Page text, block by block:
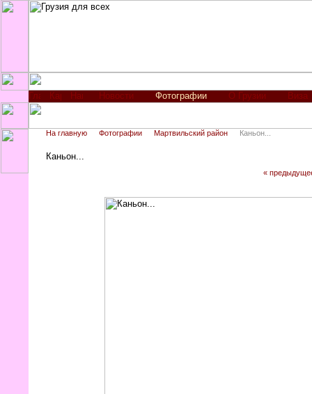
Новости Фотографии О Грузии Виза
На главную Фотографии Мартвильский район Каньон...
Каньон...
«